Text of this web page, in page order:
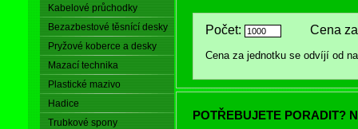
Kabelové průchodky
Bezazbestové těsnící desky
Pryžové koberce a desky
Mazací technika
Plastické mazivo
Hadice
Trubkové spony
Počet: Cena za
Cena za jednotku se odvíjí od
POTŘEBUJETE PORADIT?